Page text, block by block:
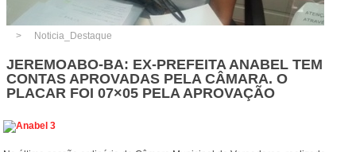
Noticia_Destaque
JEREMOABO-BA: EX-PREFEITA ANABEL TEM
CONTAS APROVADAS PELA CÂMARA. O
PLACAR FOI 07×05 PELA APROVAÇÃO